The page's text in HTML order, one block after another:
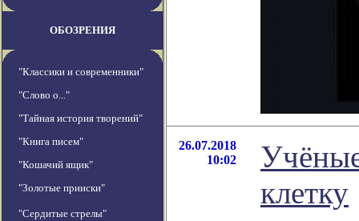
ОБОЗРЕНИЯ
"Классики и современники"
"Слово о..."
"Тайная история творений"
"Книга писем"
"Кошачий ящик"
"Золотые прииски"
"Сердитые стрелы"
26.07.2018
10:02
клетку